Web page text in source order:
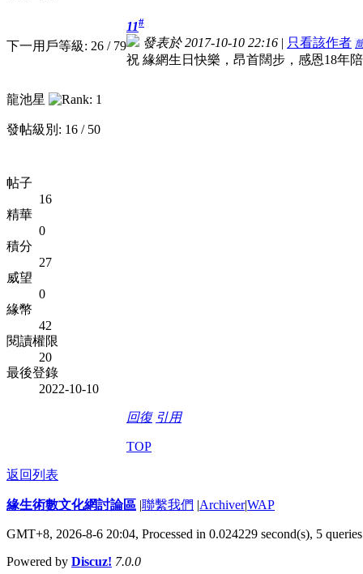
下一用戶等級: 26 / 79
龍池星
發帖級別: 16 / 50
帖子
16
精華
0
積分
27
威望
0
緣幣
42
閱讀權限
20
最後登錄
2022-10-10
11#
發表於 2017-10-10 22:16 | 只看該作者
祝 緣網生日快樂，昂首闊步，感恩18年
回復 引用
TOP
返回列表
緣生術數文化網討論區 |聯繫我們 |Archiver|WAP
GMT+8, 2026-8-6 20:04, Processed in 0.024229 second(s), 5 queries
Powered by Discuz! 7.0.0